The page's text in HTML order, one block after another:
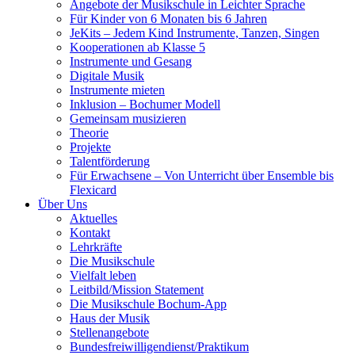
Angebote der Musikschule in Leichter Sprache
Für Kinder von 6 Monaten bis 6 Jahren
JeKits – Jedem Kind Instrumente, Tanzen, Singen
Kooperationen ab Klasse 5
Instrumente und Gesang
Digitale Musik
Instrumente mieten
Inklusion – Bochumer Modell
Gemeinsam musizieren
Theorie
Projekte
Talentförderung
Für Erwachsene – Von Unterricht über Ensemble bis
Flexicard
Über Uns
Aktuelles
Kontakt
Lehrkräfte
Die Musikschule
Vielfalt leben
Leitbild/Mission Statement
Die Musikschule Bochum-App
Haus der Musik
Stellenangebote
Bundesfreiwilligendienst/Praktikum